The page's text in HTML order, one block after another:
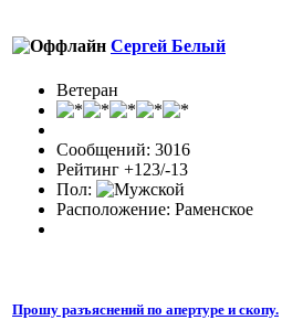
Сергей Белый
Ветеран
Сообщений: 3016
Рейтинг +123/-13
Пол:
Расположение: Раменское
Прошу разъяснений по апертуре и скопу.